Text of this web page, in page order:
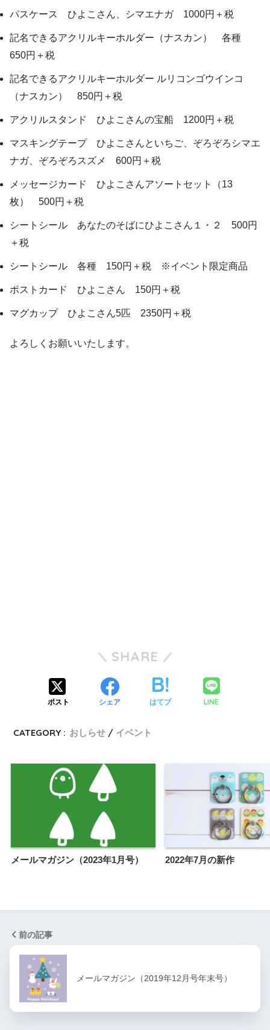
パスケース ひよこさん、シマエナガ 1000円＋税
記名できるアクリルキーホルダー（ナスカン） 各種
650円＋税
記名できるアクリルキーホルダー ルリコンゴウインコ
（ナスカン） 850円＋税
アクリルスタンド ひよこさんの宝船 1200円＋税
マスキングテープ ひよこさんといちご、ぞろぞろシマエ
ナガ、ぞろぞろスズメ 600円＋税
メッセージカード ひよこさんアソートセット（13
枚） 500円＋税
シートシール あなたのそばにひよこさん１・２ 500円
＋税
シートシール 各種 150円＋税 ※イベント限定商品
ポストカード ひよこさん 150円＋税
マグカップ ひよこさん5匹 2350円＋税
よろしくお願いいたします。
SHARE
ポスト シェア はてブ LINE
CATEGORY : おしらせ イベント
メールマガジン（2023年1月号） 2022年7月の新作
前の記事
メールマガジン（2019年12月号年末号）